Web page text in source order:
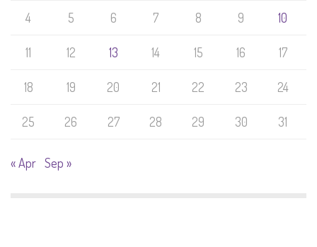
4 5 6 7 8 9 10
11 12 13 14 15 16 17
18 19 20 21 22 23 24
25 26 27 28 29 30 31
« Apr Sep »